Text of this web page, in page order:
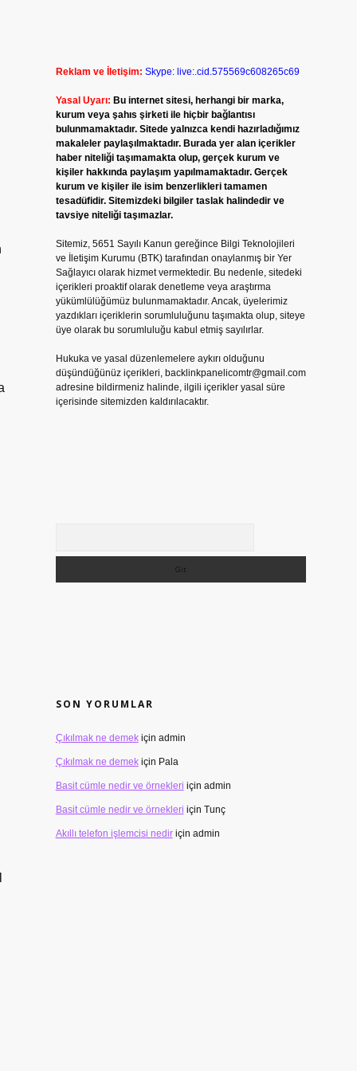
Reklam ve İletişim: Skype: live:.cid.575569c608265c69
Yasal Uyarı: Bu internet sitesi, herhangi bir marka,
kurum veya şahıs şirketi ile hiçbir bağlantısı
bulunmamaktadır. Sitede yalnızca kendi hazırladığımız
makaleler paylaşılmaktadır. Burada yer alan içerikler
haber niteliği taşımamakta olup, gerçek kurum ve
kişiler hakkında paylaşım yapılmamaktadır. Gerçek
kurum ve kişiler ile isim benzerlikleri tamamen
tesadüfidir. Sitemizdeki bilgiler taslak halindedir ve
tavsiye niteliği taşımazlar.
Sitemiz, 5651 Sayılı Kanun gereğince Bilgi Teknolojileri
ve İletişim Kurumu (BTK) tarafından onaylanmış bir Yer
Sağlayıcı olarak hizmet vermektedir. Bu nedenle, sitedeki
içerikleri proaktif olarak denetleme veya araştırma
yükümlülüğümüz bulunmamaktadır. Ancak, üyelerimiz
yazdıkları içeriklerin sorumluluğunu taşımakta olup, siteye
üye olarak bu sorumluluğu kabul etmiş sayılırlar.
Hukuka ve yasal düzenlemelere aykırı olduğunu
düşündüğünüz içerikleri, backlinkpanelicomtr@gmail.com
adresine bildirmeniz halinde, ilgili içerikler yasal süre
içerisinde sitemizden kaldırılacaktır.
SON YORUMLAR
Çıkılmak ne demekiçin admin
Çıkılmak ne demekiçin Pala
Basit cümle nedir ve örnekleri için admin
Basit cümle nedir ve örnekleri için Tunç
Akıllı telefon işlemcisi nediriçin admin